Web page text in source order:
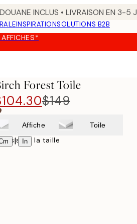
INCLUS • LIVRAISON EN 3-5
INSPIRATIONSOLUTIONS B2B
Forest Toile
$149
Affiche Toile
| In la taille